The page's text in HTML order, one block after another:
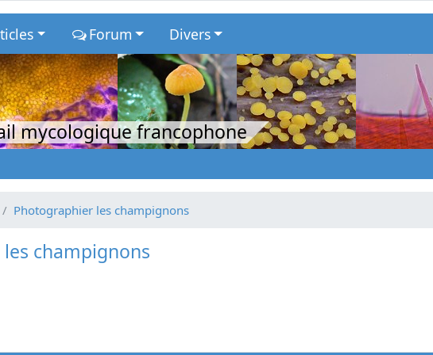
Forum Divers
mycologique francophone
Photographier les champignons
champignons